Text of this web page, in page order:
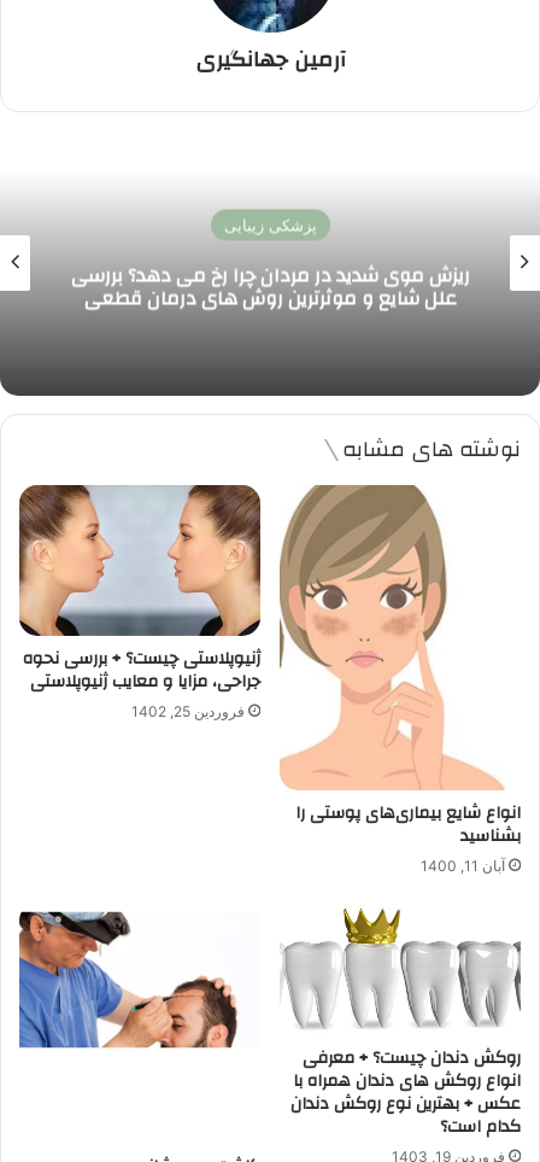
آرمین جهانگیری
پزشکی زیبایی
ریزش موی شدید در مردان چرا رخ می دهد؟ بررسی
علل شایع و موثرترین روش های درمان قطعی
نوشته های مشابه
انواع شایع بیماری‌های پوستی را
بشناسید
آبان 11, 1400
ژنیوپلاستی چیست؟ + بررسی نحوه
جراحی، مزایا و معایب ژنیوپلاستی
فروردین 25, 1402
روکش دندان چیست؟ + معرفی
انواع روکش های دندان همراه با
عکس + بهترین نوع روکش دندان
کدام است؟
فروردین 19, 1403